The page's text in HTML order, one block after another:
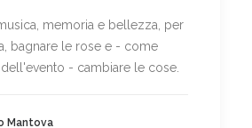
memoria e bellezza, per
bagnare le rose e - come
- cambiare le cose.
Mantova